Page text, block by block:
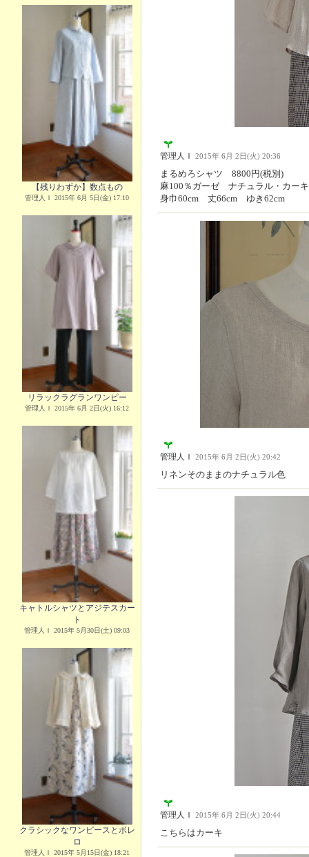
【残りわずか】数点もの
管理人Ｉ 2015年 6月 5日(金) 17:10
リラックラグランワンピー
管理人Ｉ 2015年 6月 2日(火) 16:12
キャトルシャツとアジテスカー
ト
管理人Ｉ 2015年 5月30日(土) 09:03
クラシックなワンピースとボレ
ロ
管理人Ｉ 2015年 5月15日(金) 18:21
管理人Ｉ 2015年 6月 2日(火) 20:36
まるめろシャツ 8800円(税別)
麻100％ガーゼ ナチュラル・カー
身巾60cm 丈66cm ゆき62cm
管理人Ｉ 2015年 6月 2日(火) 20:42
リネンそのままのナチュラル色
管理人Ｉ 2015年 6月 2日(火) 20:44
こちらはカーキ